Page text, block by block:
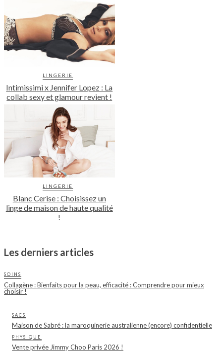
LINGERIE
Intimissimi x Jennifer Lopez : La
collab sexy et glamour revient !
LINGERIE
Blanc Cerise : Choisissez un
linge de maison de haute qualité
!
Les derniers articles
SOINS
Collagène : Bienfaits pour la peau, efficacité : Comprendre pour mieux
choisir !
SACS
Maison de Sabré : la maroquinerie australienne (encore) confidentielle
PHYSIQUE
Vente privée Jimmy Choo Paris 2026 !